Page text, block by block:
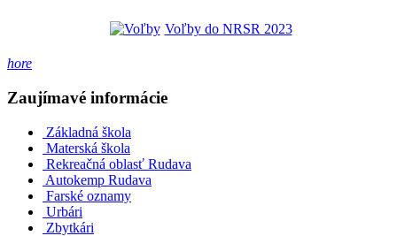
Voľby do NRSR 2023
hore
Zaujímavé informácie
Základná škola
Materská škola
Rekreačná oblasť Rudava
Autokemp Rudava
Farské oznamy
Urbári
Zbytkári